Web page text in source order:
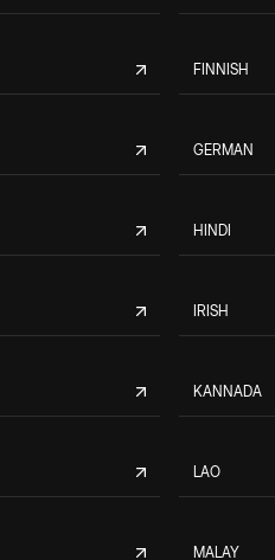
FINNISH
GERMAN
HINDI
IRISH
KANNADA
LAO
MALAY